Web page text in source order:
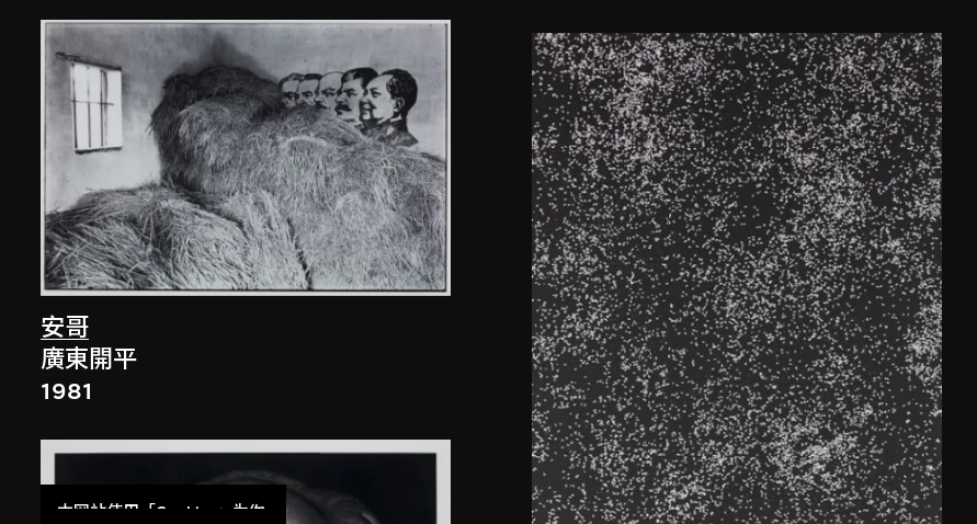
安哥
廣東開平
1981
本网站使用「Cookies」为你